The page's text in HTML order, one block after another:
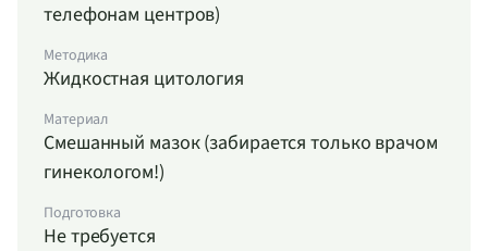
телефонам центров)
Методика
Жидкостная цитология
Материал
Смешанный мазок (забирается только врачом
гинекологом!)
Подготовка
Не требуется